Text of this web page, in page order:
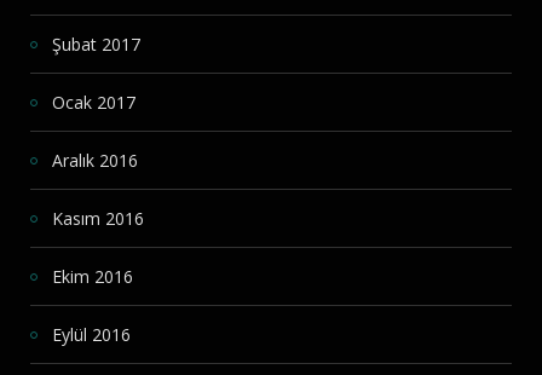
Şubat 2017
Ocak 2017
Aralık 2016
Kasım 2016
Ekim 2016
Eylül 2016